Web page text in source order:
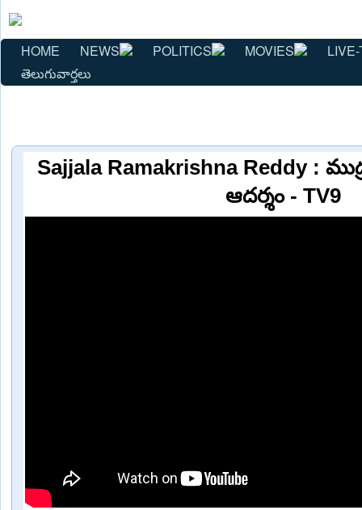
HOME NEWS POLITICS MOVIES
తెలుగువార్తలు
Sajjala Ramakrishna Reddy :
ఆదర్శం - TV9